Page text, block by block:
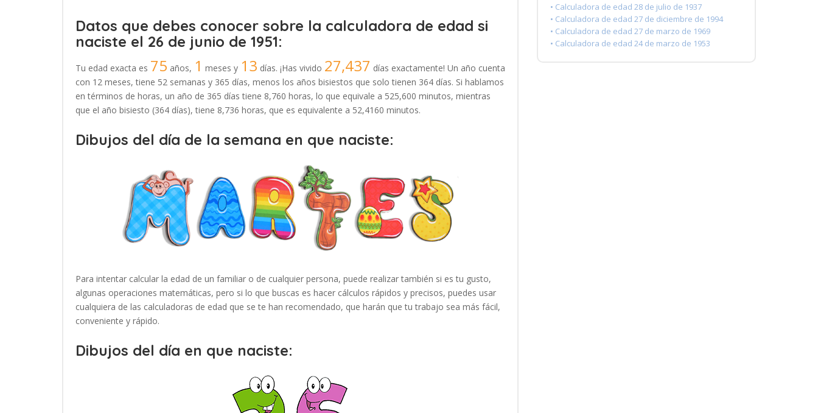
Datos que debes conocer sobre la calculadora de edad si
naciste el 26 de junio de 1951:
Tu edad exacta es 75 años, 1 meses y 13 días. ¡Has vivido 27,437 días exactamente! Un año cuenta
con 12 meses, tiene 52 semanas y 365 días, menos los años bisiestos que solo tienen 364 días. Si hablamos
en términos de horas, un año de 365 días tiene 8,760 horas, lo que equivale a 525,600 minutos, mientras
que el año bisiesto (364 días), tiene 8,736 horas, que es equivalente a 52,4160 minutos.
Dibujos del día de la semana en que naciste:
Para intentar calcular la edad de un familiar o de cualquier persona, puede realizar también si es tu gusto,
algunas operaciones matemáticas, pero si lo que buscas es hacer cálculos rápidos y precisos, puedes usar
cualquiera de las calculadoras de edad que se te han recomendado, que harán que tu trabajo sea más fácil,
conveniente y rápido.
Dibujos del día en que naciste:
• Calculadora de edad 28 de julio de 1937
• Calculadora de edad 27 de diciembre de 1994
• Calculadora de edad 27 de marzo de 1969
• Calculadora de edad 24 de marzo de 1953